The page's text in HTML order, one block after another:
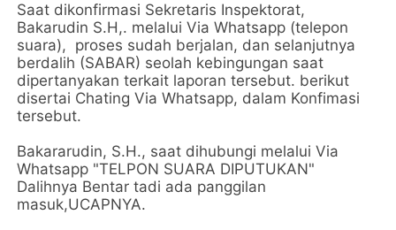
Saat dikonfirmasi Sekretaris Inspektorat,
Bakarudin S.H,. melalui Via Whatsapp (telepon
suara), proses sudah berjalan, dan selanjutnya
berdalih (SABAR) seolah kebingungan saat
dipertanyakan terkait laporan tersebut. berikut
disertai Chating Via Whatsapp, dalam Konfimasi
tersebut.
Bakararudin, S.H., saat dihubungi melalui Via
Whatsapp "TELPON SUARA DIPUTUKAN"
Dalihnya Bentar tadi ada panggilan
masuk,UCAPNYA.